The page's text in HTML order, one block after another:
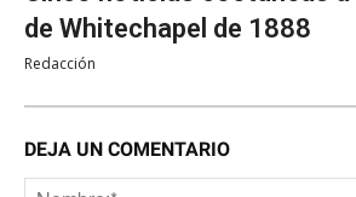
de Whitechapel de 1888
Redacción
DEJA UN COMENTARIO